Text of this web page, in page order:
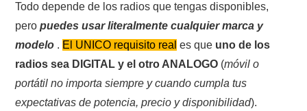
Todo depende de los radios que tengas disponibles,
peropuedes usar literalmente cualquier marca y
modelo . El UNICO requisito real es que uno de los
radios sea DIGITAL y el otro ANALOGO (móvil o
portátil no importa siempre y cuando cumpla tus
expectativas de potencia, precio y disponibilidad).